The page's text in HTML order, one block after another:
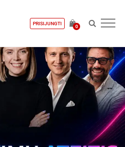
PRISIJUNGTI
0